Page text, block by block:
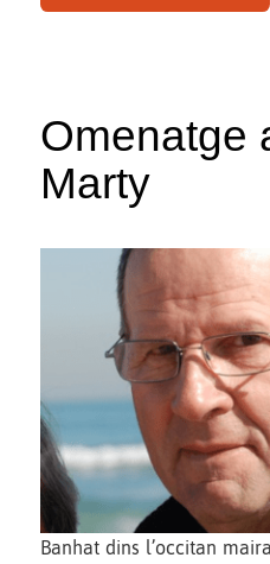
Omenatge
Marty
Banhat dins l’occitan